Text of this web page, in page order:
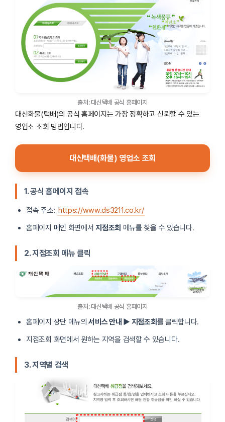
구로고척 02-2060-7311 / 070-4313-7168
금천독산 02-803-4055 / 070-4313-7155
금천가산 02-862-3211 / 070-4313-7157
노원상계 02-935-3212 / 070-4313-7198
제기동 02-927-3211 / 070-4313-7120
신설동 02-2237-3211 / 070-4313-7122
02-585-4149 / 070-4313-7150
02-326-3212 / 070-4313-7184
02-583-4191 / 070-4313-7145
성북장위 02-912-7770 / 070-4313-7190
도봉
신정동 02-2606-4467 / 070-4313-7170
영등포양평 02-2633-4800 / 070-4313-7160
출처: 대신택배 공식 홈페이지
대신화물(택배)의 공식 홈페이지는 가장 정확하고 신뢰할 수 있는
영업소 조회 방법입니다.
대신택배(화물) 영업소 조회
1. 공식 홈페이지 접속
접속 주소: https://www.ds3211.co.kr/
홈페이지 메인 화면에서지점조회 메뉴를 찾을 수 있습니다.
2. 지점조회 메뉴 클릭
출처: 대신택배 공식 홈페이지
홈페이지 상단 메뉴의 서비스 안내 ▶ 지점조회를 클릭합니다.
지점조회 화면에서 원하는 지역을 검색할 수 있습니다.
3. 지역별 검색